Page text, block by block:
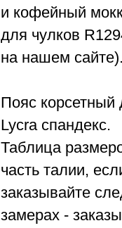
и кофейный
для чулков
на нашем
Пояс корсетный
Lycra спандекс.
Таблица
часть талии,
заказывайте
замерах -